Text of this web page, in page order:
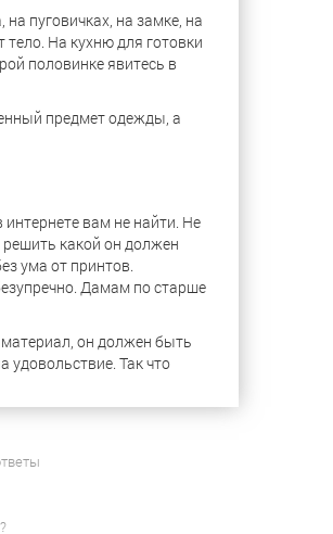
пуговичках, на замке, на
На кухню для готовки
половинке явитесь в
предмет одежды, а
вам не найти. Не
какой он должен
ума от принтов.
Дамам по старше
он должен быть
удовольствие. Так что